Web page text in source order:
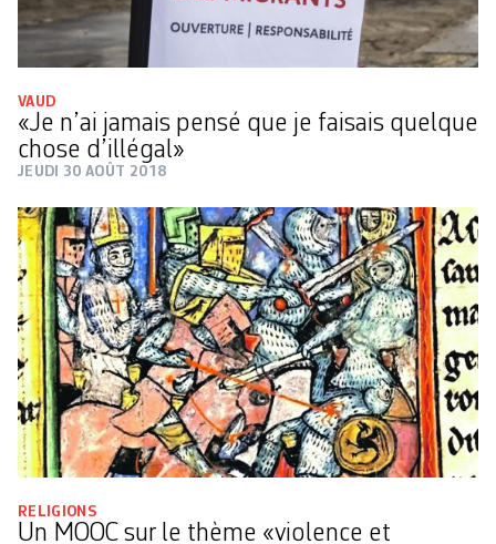
VAUD
«Je n’ai jamais pensé que je faisais quelque
chose d’illégal»
JEUDI 30 AOÛT 2018
RELIGIONS
Un MOOC sur le thème «violence et